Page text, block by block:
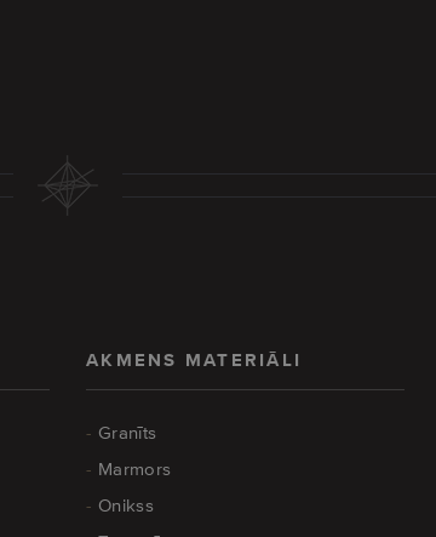
AKMENS MATERIĀLI
Granīts
Marmors
Onikss